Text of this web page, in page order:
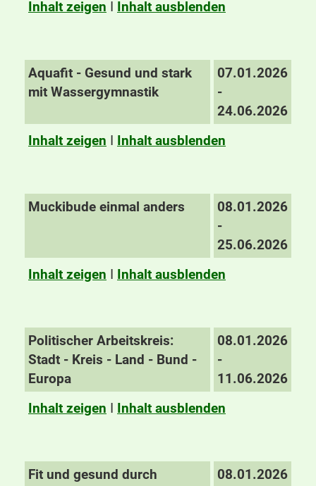
Inhalt zeigen I Inhalt ausblenden
Aquafit - Gesund und stark
mit Wassergymnastik
07.01.2026
-
24.06.2026
Inhalt zeigen I Inhalt ausblenden
Muckibude einmal anders
08.01.2026
-
25.06.2026
Inhalt zeigen I Inhalt ausblenden
Politischer Arbeitskreis:
Stadt - Kreis - Land - Bund -
Europa
08.01.2026
-
11.06.2026
Inhalt zeigen I Inhalt ausblenden
Fit und gesund durch
08.01.2026